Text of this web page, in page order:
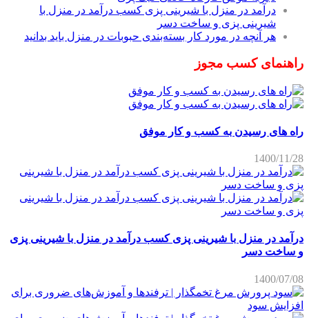
درآمد در منزل با شیرینی پزی کسب درآمد در منزل با
شیرینی پزی و ساخت دسر
هر آنچه در مورد کار بسته‌بندی حبوبات در منزل باید بدانید
راهنمای کسب مجوز
راه های رسیدن به کسب و کار موفق
1400/11/28
درآمد در منزل با شیرینی پزی کسب درآمد در منزل با شیرینی پزی
و ساخت دسر
1400/07/08